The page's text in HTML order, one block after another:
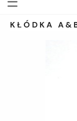
KŁÓDKA